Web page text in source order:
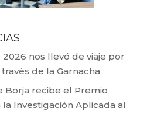
2026 nos llevó de viaje por
de la Garnacha
Borja recibe el Premio
Investigación Aplicada al